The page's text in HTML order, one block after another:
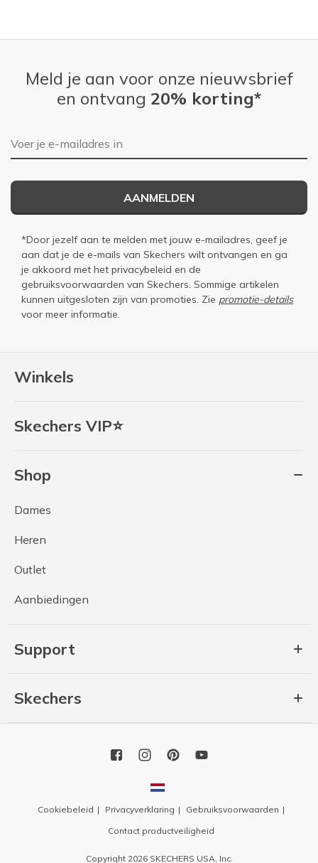
Winkels
Skechers VIP⭐
Shop
Dames
Heren
Outlet
Aanbiedingen
Support
Skechers
Meld je aan voor onze nieuwsbrief
en ontvang 20% korting*
E-mailadres
AANMELDEN
*Door jezelf aan te melden met jouw e-mailadres, geef je
aan dat je de e-mails van Skechers wilt ontvangen en ga
je akkoord met het privacybeleid en de
gebruiksvoorwaarden van Skechers. Sommige artikelen
kunnen uitgesloten zijn van promoties. Zie promotie-details
voor meer informatie.
Cookiebeleid Privacyverklaring
Gebruiksvoorwaarden
Contact productveiligheid
Copyright 2026 SKECHERS USA, Inc.